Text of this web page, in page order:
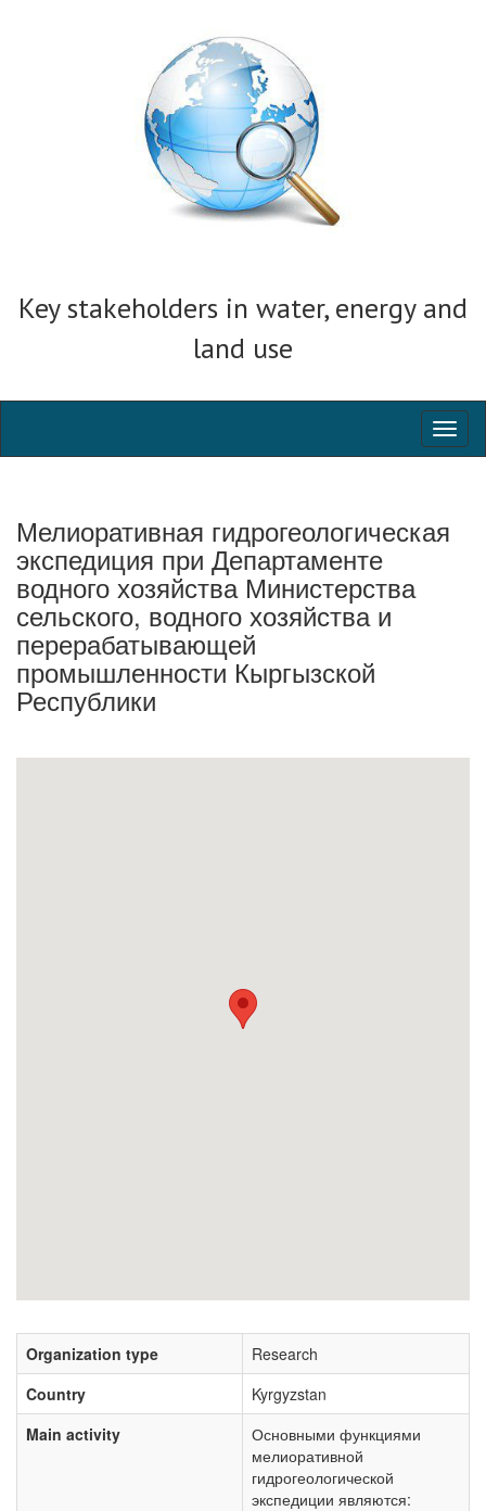
Key stakeholders in water, energy and
land use
Мелиоративная гидрогеологическая
экспедиция при Департаменте
водного хозяйства Министерства
сельского, водного хозяйства и
перерабатывающей
промышленности Кыргызской
Республики
Organization type
Research
Country
Kyrgyzstan
Main activity
Основными функциями
мелиоративной
гидрогеологической
экспедиции являются: